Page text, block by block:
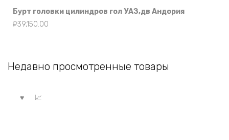
Бурт головки цилиндров гол УАЗ,дв Андория
₽39,150.00
Недавно просмотренные товары